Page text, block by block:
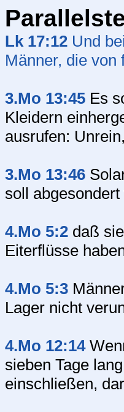
Lk 17:12 Und
Männer, die von
3.Mo 13:45 Es
Kleidern
ausrufen:
3.Mo 13:46
soll
4.Mo 5:2 daß
Eiterflüsse
4.Mo 5:3
Lager nicht
4.Mo 12:14
sieben Tage
einschließen,